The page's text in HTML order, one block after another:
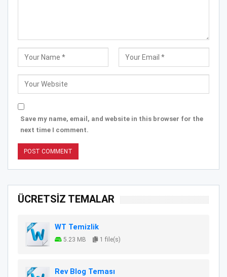
Save my name, email, and website in this browser for the
next time I comment.
ÜCRETSİZ TEMALAR
WT Temizlik
5.23 MB 1 file(s)
Rev Blog Teması